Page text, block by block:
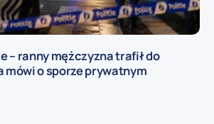
– ranny mężczyzna trafił do
o sporze prywatnym